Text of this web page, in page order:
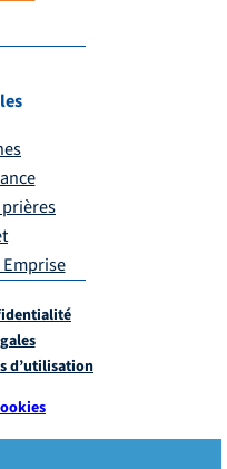
Emprise
d’utilisation